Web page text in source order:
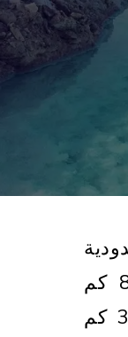
معزولة تقع على بعد 800 كم
من القاهرة وعلى بعد 310 كم